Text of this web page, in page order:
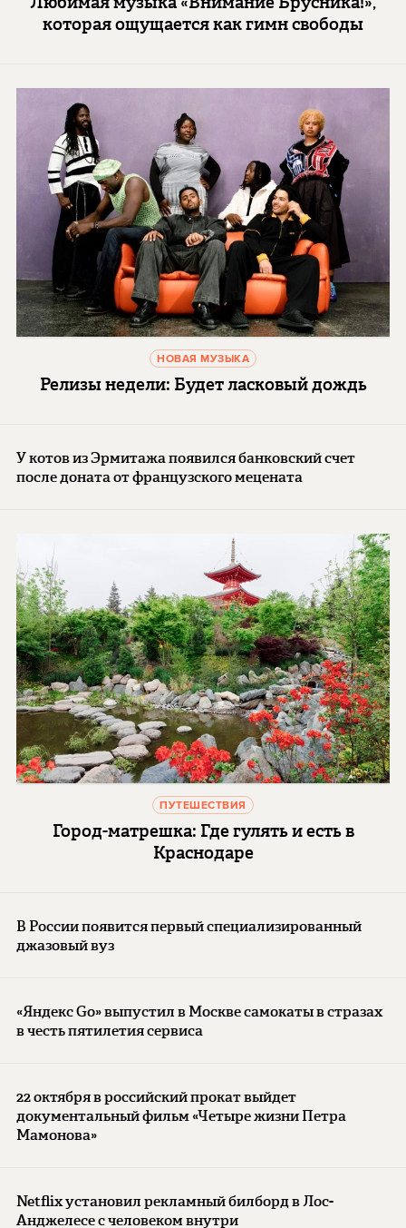
которая ощущается как гимн свободы
НОВАЯ МУЗЫКА
Релизы недели: Будет ласковый дождь
У котов из Эрмитажа появился банковский счет
после доната от французского мецената
ПУТЕШЕСТВИЯ
Город-матрешка: Где гулять и есть в
Краснодаре
В России появится первый специализированный
джазовый вуз
«Яндекс Go» выпустил в Москве самокаты в стразах
в честь пятилетия сервиса
22 октября в российский прокат выйдет
документальный фильм «Четыре жизни Петра
Мамонова»
Netflix установил рекламный билборд в Лос-
Анджелесе с человеком внутри